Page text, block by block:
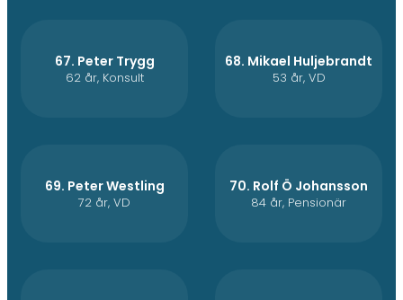
67. Peter Trygg
62 år, Konsult
68. Mikael Huljebrandt
53 år, VD
69. Peter Westling
72 år, VD
70. Rolf Ö Johansson
84 år, Pensionär